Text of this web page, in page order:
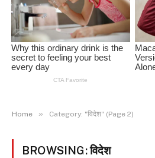
Home » Category: "विदेश" (Page 2)
BROWSING:विदेश